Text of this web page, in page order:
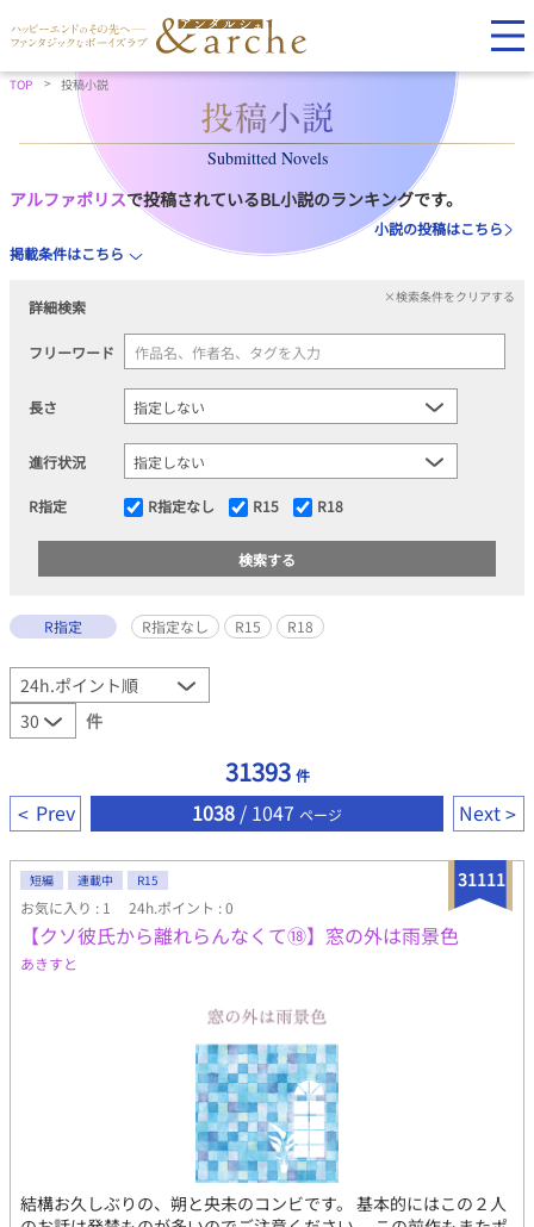
TOP 投稿小説
Submitted Novels
アルファポリスで投稿されているBL小説のランキングです。
小説の投稿はこちら
掲載条件はこちら
詳細検索
×検索条件をクリアする
フリーワード
長さ
進行状況
R指定 R指定なし R15 R18
R指定 R指定なし R15 R18
件
31393 件
Prev 1038 / 1047 ページ Next
31111
短編 連載中 R15
お気に入り : 1 24h.ポイント : 0
【クソ彼氏から離れらんなくて⑱】窓の外は雨景色
あきすと
結構お久しぶりの、朔と央未のコンビです。 基本的にはこの２人